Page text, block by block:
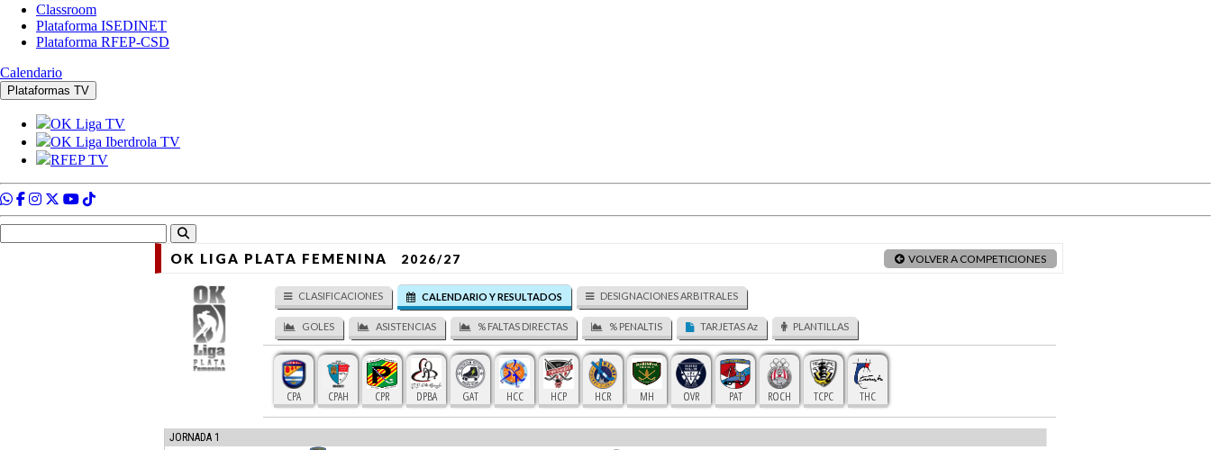
OK LIGA PLATA FEMENINA 2026/27 VOLVER A COMPETICIONES
CLASIFICACIONES CALENDARIO Y RESULTADOS DESIGNACIONES ARBITRALES
GOLES ASISTENCIAS % FALTAS DIRECTAS % PENALTIS TARJETAS Az PLANTILLAS
CPA CPAH CPR DPBA GAT HCC HCP HCR MH OVR PAT ROCH TCPC THC
JORNADA 1